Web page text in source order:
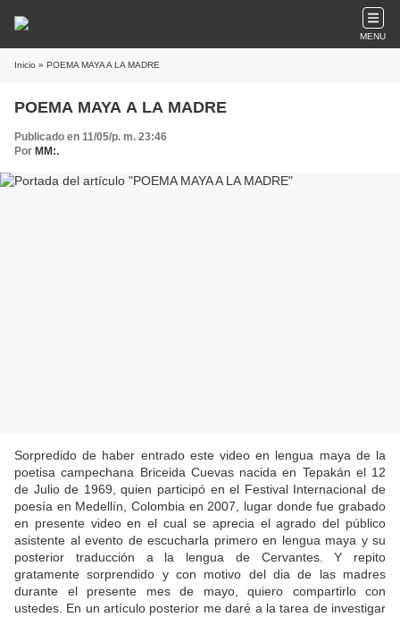
MENU
Inicio » POEMA MAYA A LA MADRE
POEMA MAYA A LA MADRE
Publicado en 11/05/p. m. 23:46
Por MM:.
Sorpredido de haber entrado este video en lengua maya de la
poetisa campechana Briceida Cuevas nacida en Tepakán el 12
de Julio de 1969, quien participó en el Festival Internacional de
poesía en Medellín, Colombia en 2007, lugar donde fue grabado
en presente video en el cual se aprecia el agrado del público
asistente al evento de escucharla primero en lengua maya y su
posterior traducción a la lengua de Cervantes. Y repito
gratamente sorprendido y con motivo del dia de las madres
durante el presente mes de mayo, quiero compartirlo con
ustedes. En un artículo posterior me daré a la tarea de investigar